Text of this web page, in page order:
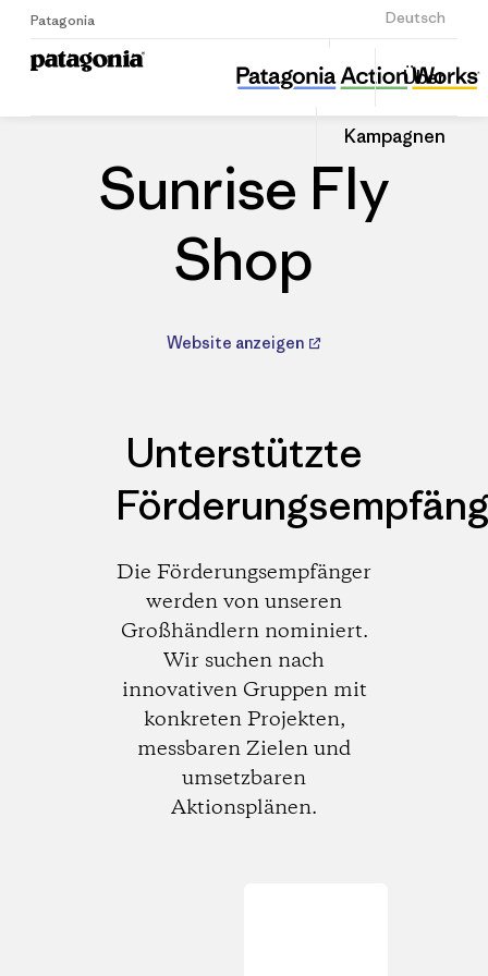
Patagonia Deutsch
Anmelden
Über
Kampagnen
Sunrise Fly Shop
Diesen
Beitrag
Auf
teilen
Sunrise Fly
Shop
Website anzeigen
Unterstützte
Die Förderungsempfänger
werden von unseren
Großhändlern nominiert.
Wir suchen nach
innovativen Gruppen mit
konkreten Projekten,
messbaren Zielen und
umsetzbaren
Aktionsplänen.